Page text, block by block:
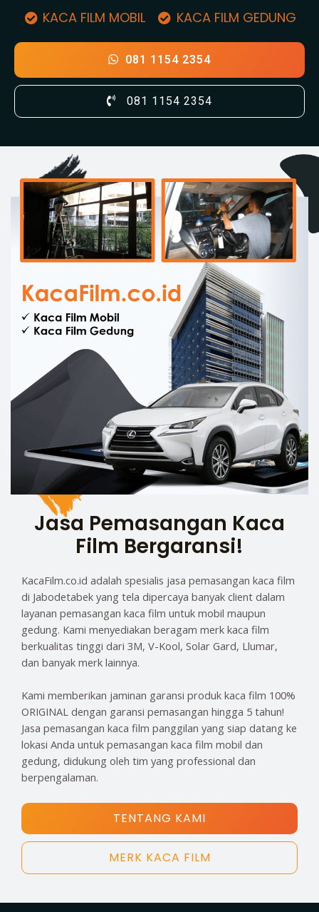
KACA FILM MOBIL KACA FILM GEDUNG
081 1154 2354
081 1154 2354
Jasa Pemasangan Kaca
Film Bergaransi!
KacaFilm.co.id adalah spesialis jasa pemasangan kaca film
di Jabodetabek yang tela dipercaya banyak client dalam
layanan pemasangan kaca film untuk mobil maupun
gedung. Kami menyediakan beragam merk kaca film
berkualitas tinggi dari 3M, V-Kool, Solar Gard, Llumar,
dan banyak merk lainnya.
Kami memberikan jaminan garansi produk kaca film 100%
ORIGINAL dengan garansi pemasangan hingga 5 tahun!
Jasa pemasangan kaca film panggilan yang siap datang ke
lokasi Anda untuk pemasangan kaca film mobil dan
gedung, didukung oleh tim yang professional dan
berpengalaman.
TENTANG KAMI
MERK KACA FILM